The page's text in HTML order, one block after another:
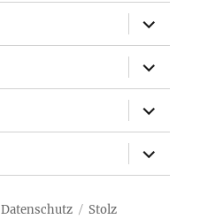
öffnen
öffnen
öffnen
öffnen
Datenschutz
Stolz